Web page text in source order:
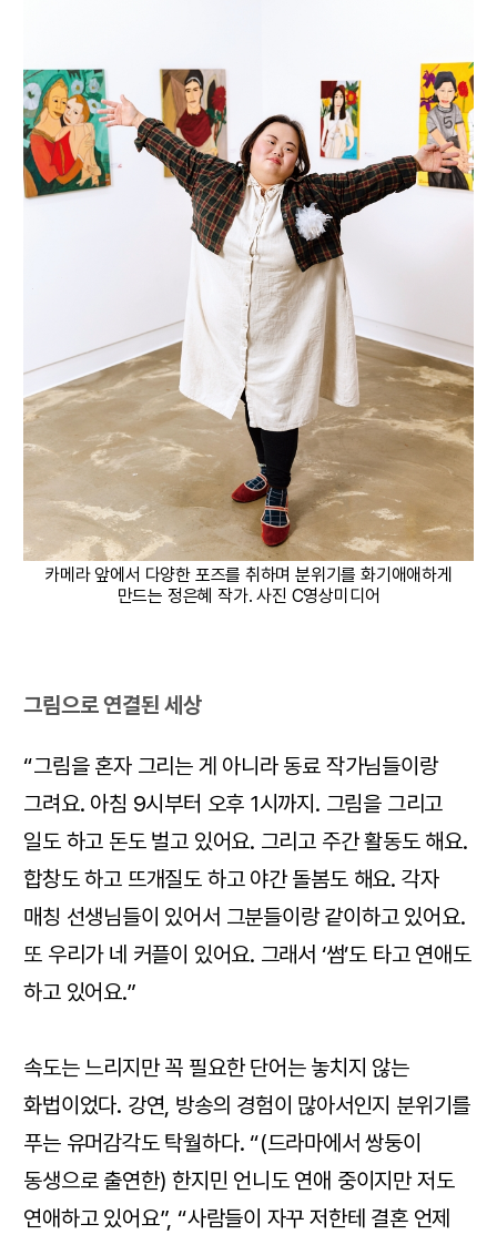
카메라 앞에서 다양한 포즈를 취하며 분위기를 화기애애하게
만드는 정은혜 작가. 사진 C영상미디어
그림으로 연결된 세상
“그림을 혼자 그리는 게 아니라 동료 작가님들이랑
그려요. 아침 9시부터 오후 1시까지. 그림을 그리고
일도 하고 돈도 벌고 있어요. 그리고 주간 활동도 해요.
합창도 하고 뜨개질도 하고 야간 돌봄도 해요. 각자
매칭 선생님들이 있어서 그분들이랑 같이하고 있어요.
또 우리가 네 커플이 있어요. 그래서 ‘썸’도 타고 연애도
하고 있어요.”
속도는 느리지만 꼭 필요한 단어는 놓치지 않는
화법이었다. 강연, 방송의 경험이 많아서인지 분위기를
푸는 유머감각도 탁월하다. “(드라마에서 쌍둥이
동생으로 출연한) 한지민 언니도 연애 중이지만 저도
연애하고 있어요”, “사람들이 자꾸 저한테 결혼 언제